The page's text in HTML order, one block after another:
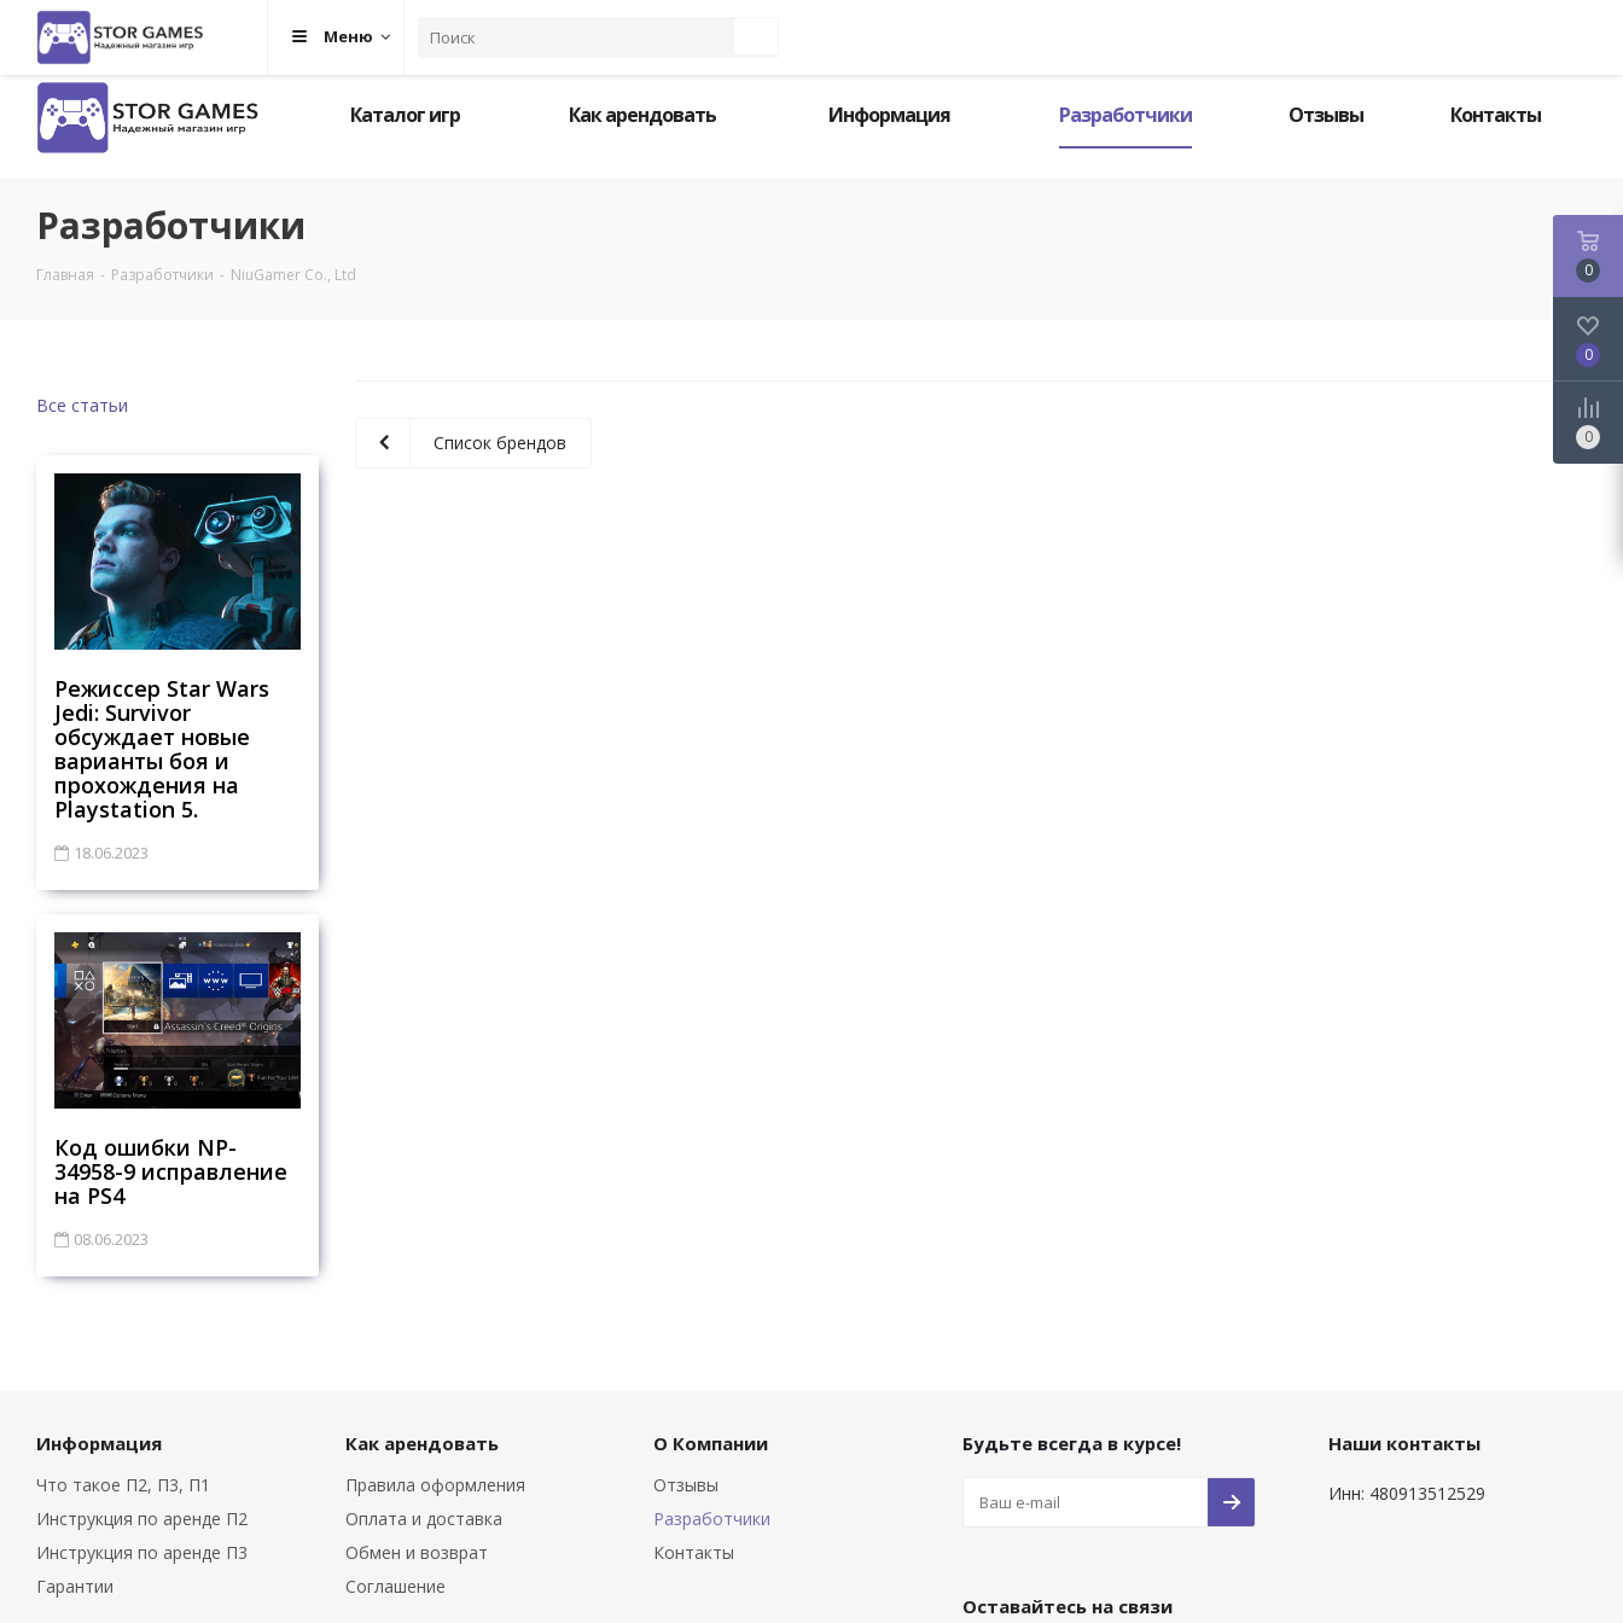
Каталог игр Как арендовать Информация Разработчики Отзывы Контакты
Меню
Разработчики
Главная - Разработчики - NiuGamer Co., Ltd
Список брендов
Все статьи
Режиссер Star Wars
Jedi: Survivor
обсуждает новые
варианты боя и
прохождения на
Playstation 5.
18.06.2023
Код ошибки NP-
34958-9 исправление
на PS4
08.06.2023
Информация
Что такое П2, П3, П1
Инструкция по аренде П2
Инструкция по аренде П3
Гарантии
Как арендовать
Правила оформления
Оплата и доставка
Обмен и возврат
Соглашение
О Компании
Отзывы
Разработчики
Контакты
Будьте всегда в курсе!
Оставайтесь на связи
Наши контакты
Инн: 480913512529
0
0
0